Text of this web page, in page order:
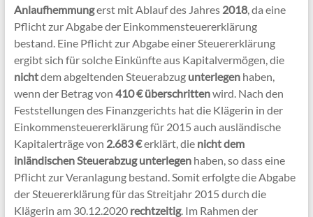
Anlaufhemmungerst mit Ablauf des Jahres 2018, da eine
Pflicht zur Abgabe der Einkommensteuererklärung
bestand. Eine Pflicht zur Abgabe einer Steuererklärung
ergibt sich für solche Einkünfte aus Kapitalvermögen, die
nichtdem abgeltenden Steuerabzug unterlegenhaben,
wenn der Betrag von 410 € überschrittenwird. Nach den
Feststellungen des Finanzgerichts hat die Klägerin in der
Einkommensteuererklärung für 2015 auch ausländische
Kapitalerträge von 2.683 €erklärt, die nicht dem
inländischen Steuerabzug unterlegenhaben, so dass eine
Pflicht zur Veranlagung bestand. Somit erfolgte die Abgabe
der Steuererklärung für das Streitjahr 2015 durch die
Klägerin am 30.12.2020 rechtzeitig. Im Rahmen der